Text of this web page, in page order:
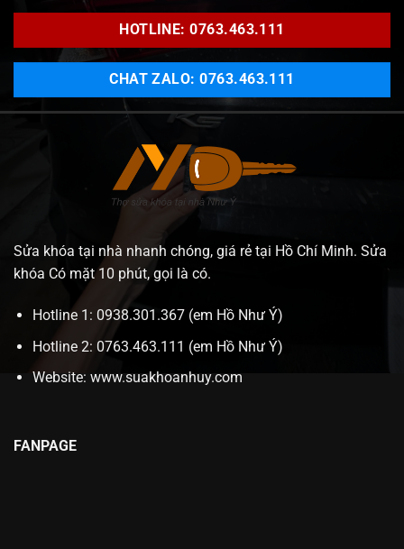
HOTLINE: 0763.463.111
CHAT ZALO: 0763.463.111
Sửa khóa tại nhà nhanh chóng, giá rẻ tại Hồ Chí Minh. Sửa
khóa Có mặt 10 phút, gọi là có.
Hotline 1: 0938.301.367 (em Hồ Như Ý)
Hotline 2: 0763.463.111 (em Hồ Như Ý)
Website: www.suakhoanhuy.com
FANPAGE